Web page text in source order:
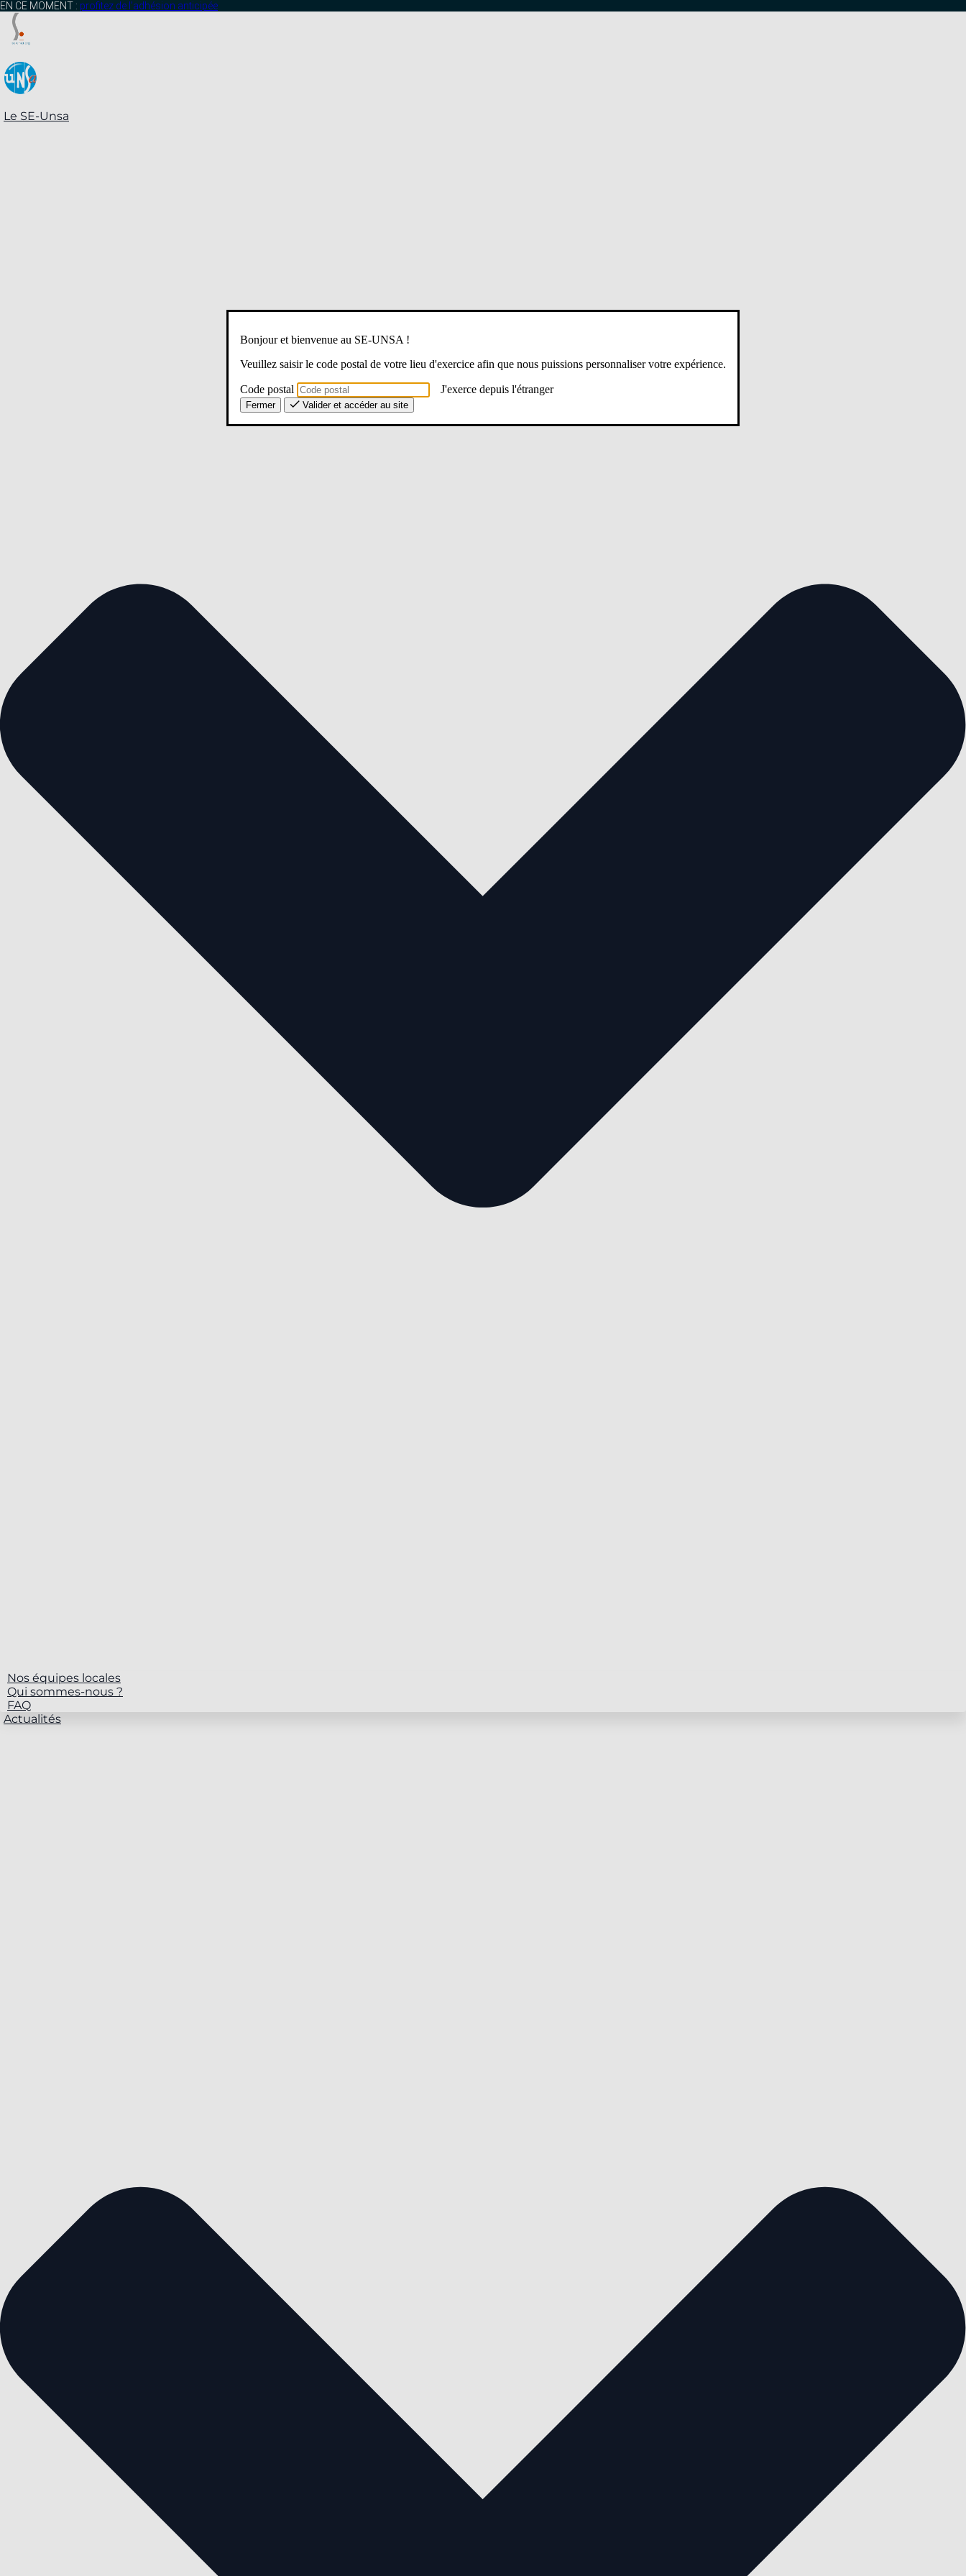
principal
EN CE MOMENT : profitez de l’adhésion anticipée
Le SE-Unsa
Nos équipes locales
Qui sommes-nous ?
FAQ
Actualités
Bonjour et bienvenue au SE-UNSA !
Veuillez saisir le code postal de votre lieu d'exercice afin que nous puissions personnaliser votre expérience.
Code postal J'exerce depuis l'étranger
Fermer Valider et accéder au site